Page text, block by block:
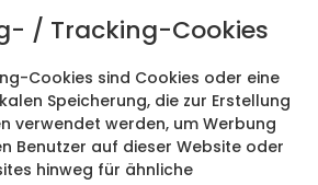
/ Tracking-Cookies
Cookies sind Cookies oder eine
Speicherung, die zur Erstellung
verwendet werden, um Werbung
Benutzer auf dieser Website oder
hinweg für ähnliche